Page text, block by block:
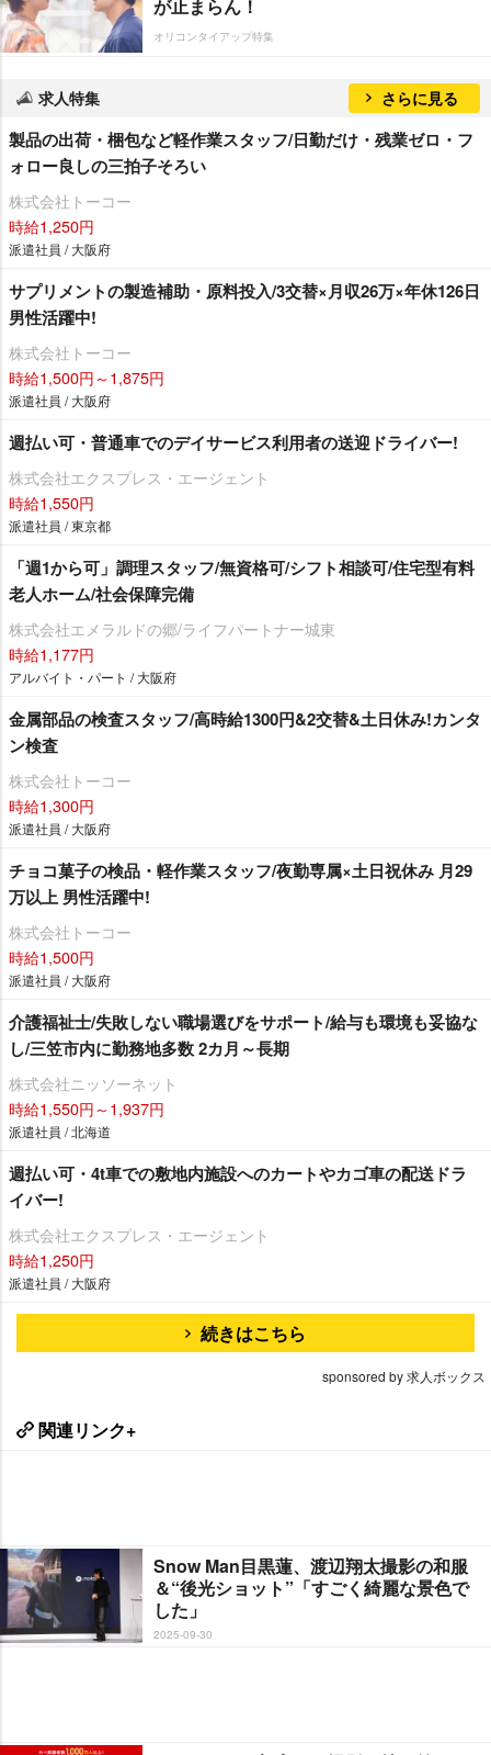
が止まらん！
オリコンタイアップ特集
求人特集 さらに見る
製品の出荷・梱包など軽作業スタッフ/日勤だけ・残業ゼロ・フ
ォロー良しの三拍子そろい
株式会社トーコー
時給1,250円
派遣社員 / 大阪府
サプリメントの製造補助・原料投入/3交替×月収26万×年休126日
男性活躍中!
株式会社トーコー
時給1,500円～1,875円
派遣社員 / 大阪府
週払い可・普通車でのデイサービス利用者の送迎ドライバー!
株式会社エクスプレス・エージェント
時給1,550円
派遣社員 / 東京都
「週1から可」調理スタッフ/無資格可/シフト相談可/住宅型有料
老人ホーム/社会保障完備
株式会社エメラルドの郷/ライフパートナー城東
時給1,177円
アルバイト・パート / 大阪府
金属部品の検査スタッフ/高時給1300円&2交替&土日休み!カンタ
ン検査
株式会社トーコー
時給1,300円
派遣社員 / 大阪府
チョコ菓子の検品・軽作業スタッフ/夜勤専属×土日祝休み 月29
万以上 男性活躍中!
株式会社トーコー
時給1,500円
派遣社員 / 大阪府
介護福祉士/失敗しない職場選びをサポート/給与も環境も妥協な
し/三笠市内に勤務地多数 2カ月～長期
株式会社ニッソーネット
時給1,550円～1,937円
派遣社員 / 北海道
週払い可・4t車での敷地内施設へのカートやカゴ車の配送ドラ
イバー!
株式会社エクスプレス・エージェント
時給1,250円
派遣社員 / 大阪府
続きはこちら
sponsored by 求人ボックス
関連リンク+
Snow Man目黒蓮、渡辺翔太撮影の和服
＆“後光ショット”「すごく綺麗な景色で
した」
2025-09-30